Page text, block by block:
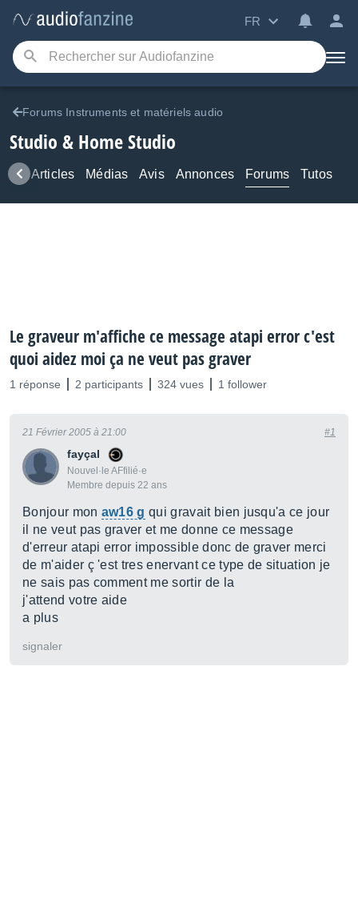
FR
Forums Instruments et matériels audio
Studio & Home Studio
Articles Médias Avis Annonces Forums Tutos
Le graveur m'affiche ce message atapi error c'est
quoi aidez moi ça ne veut pas graver
1 réponse 2 participants 324 vues 1 follower
fayçal
Nouvel·le AFfilié·e
Membre depuis 22 ans
21 Février 2005 à 21:00 #1
Bonjour mon aw16 g qui gravait bien jusqu'a ce jour
il ne veut pas graver et me donne ce message
d'erreur atapi error impossible donc de graver merci
de m'aider ç 'est tres enervant ce type de situation je
ne sais pas comment me sortir de la
j'attend votre aide
a plus
signaler